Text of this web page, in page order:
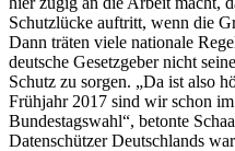
Schutzlücke auftritt, wenn die
Dann träten viele nationale
deutsche Gesetzgeber nicht
Schutz zu sorgen. „Da ist also
Frühjahr 2017 sind wir schon
Bundestagswahl“, betonte
Datenschützer Deutschlands